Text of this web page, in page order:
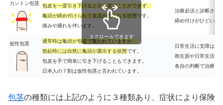
カントン包茎 包皮を一度引き下げると元に戻すことができず、
亀頭が締め付けられて血流が悪くなる状態です。
痛みや腫れを伴います。
治療必須と診断され
締め付けがひどい場
仮性包茎
通常時は亀頭が包皮で覆われていますが、
勃起時には自然に亀頭が露出する状態です。
包皮を手で簡単に引き下げることもできます。
日本人の７割は仮性包茎と言われています。
日常生活に支障はな
衛生面や日常生活に
各自の判断で治療を
スクロールできます
包茎の種類には上記のように３種類あり、症状により保険